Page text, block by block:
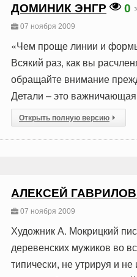
ДОМИНИК ЭНГР 0
07 ноября 2009
«Чем проще линии и
Всякий раз, как вы
обращайте внимание
Детали – это важничающая
Открыть полную версию
АЛЕКСЕЙ
07 ноября 2009
Художник А. Мокрицкий
деревенских мужиков во
типически, не утрируя и